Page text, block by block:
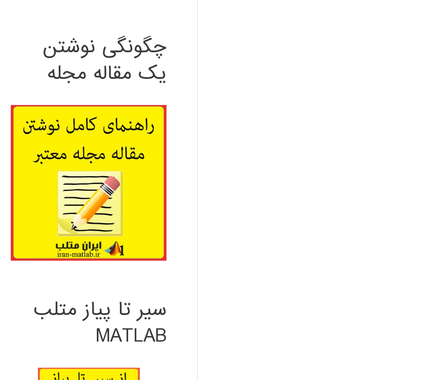
چگونگی نوشتن
یک مقاله مجله
سیر تا پیاز متلب
MATLAB